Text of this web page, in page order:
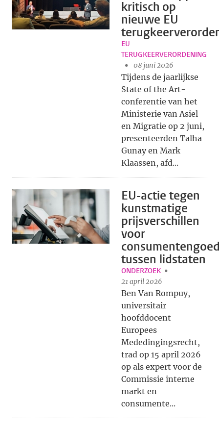
kritisch op
nieuwe EU
EU
TERUGKEERVERORDENING
08 juni 2026
Tijdens de jaarlijkse
State of the Art-
conferentie van het
Ministerie van Asiel
en Migratie op 2 juni,
presenteerden Talha
Gunay en Mark
Klaassen, afd...
EU-actie tegen
kunstmatige
prijsverschillen
voor
tussen lidstaten
ONDERZOEK
21 april 2026
Ben Van Rompuy,
universitair
hoofddocent
Europees
Mededingingsrecht,
trad op 15 april 2026
op als expert voor de
Commissie interne
markt en
consumente...